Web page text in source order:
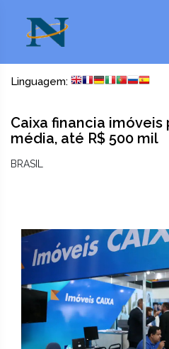
Linguagem:
Caixa financia imóveis
média, até R$ 500 mil
BRASIL